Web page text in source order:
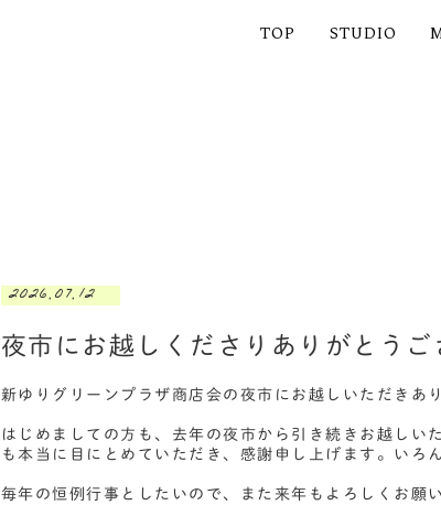
TOP STUDIO
2026.07.12
夜市にお越しくださりありがとうご
新ゆりグリーンプラザ商店会の夜市にお越しいただきあ
はじめましての方も、去年の夜市から引き続きお越しい
も本当に目にとめていただき、感謝申し上げます。い
毎年の恒例行事としたいので、また来年もよろしくお願